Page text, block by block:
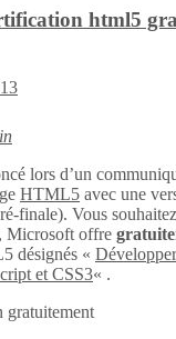
html5
lors d’un
HTML5 avec une
finale). Vous
Microsoft offre
désignés «
et CSS3« .
gratuitement